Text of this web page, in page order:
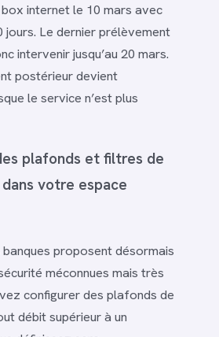
internet le 10 mars avec
jours. Le dernier prélèvement
intervenir jusqu’au 20 mars.
postérieur devient
le service n’est plus
plafonds et filtres de
votre espace
proposent désormais
méconnues mais très
configurer des plafonds de
débit supérieur à un